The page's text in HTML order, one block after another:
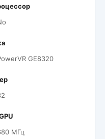
GE8320
МГц